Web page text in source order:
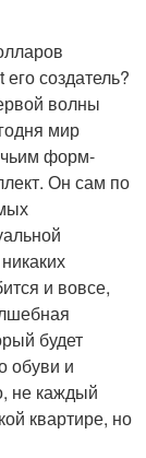
создатель?
волны
мир
форм-
Он сам по
и вовсе,
будет
обуви и
не каждый
квартире, но